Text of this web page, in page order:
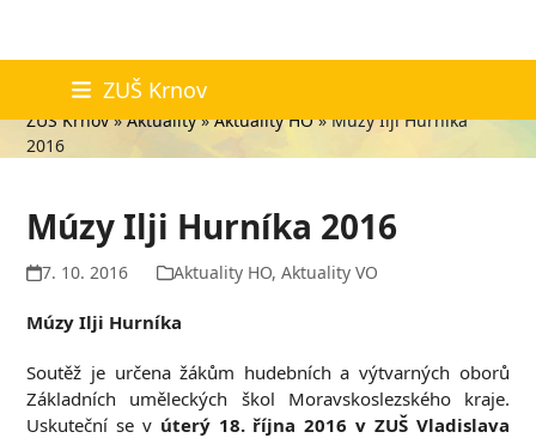
content
ZUŠ Krnov
Aktuality
ZUŠ Krnov»Aktuality»Aktuality HO»Múzy Ilji Hurníka
2016
Múzy Ilji Hurníka 2016
7. 10. 2016 Aktuality HO, Aktuality VO
Múzy Ilji Hurníka
Soutěž je určena žákům hudebních a výtvarných oborů
Základních uměleckých škol Moravskoslezského kraje.
Uskuteční se v úterý 18. října 2016 v ZUŠ Vladislava